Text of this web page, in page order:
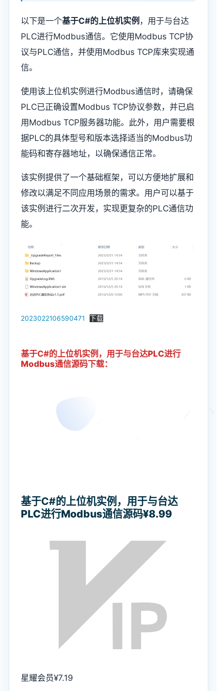
以下是一个基于C#的上位机实例 ，用于与台达
PLC进行Modbus通信。它使用Modbus TCP协
议与PLC通信，并使用Modbus TCP库来实现通
信。
使用该上位机实例进行Modbus通信时，请确保
PLC已正确设置Modbus TCP协议参数，并已启
用Modbus TCP服务器功能。此外，用户需要根
据PLC的具体型号和版本选择适当的Modbus功
能码和寄存器地址，以确保通信正常。
该实例提供了一个基础框架，可以方便地扩展和
修改以满足不同应用场景的需求。用户可以基于
该实例进行二次开发，实现更复杂的PLC通信功
能。
2023022106590471 下载
基于C#的上位机实例 ，用于与台达PLC进行
Modbus通信源码下载：
基于C#的上位机实例 ，用于与台达
PLC进行Modbus通信源码¥8.99
星耀会员¥7.19